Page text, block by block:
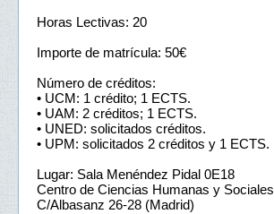
Horas Lectivas: 20
Importe de matrícula: 50€
Número de créditos:
• UCM: 1 crédito; 1 ECTS.
• UAM: 2 créditos; 1 ECTS.
• UNED: solicitados créditos.
• UPM: solicitados 2 créditos y 1 ECTS.
Lugar: Sala Menéndez Pidal 0E18
Centro de Ciencias Humanas y Sociales
C/Albasanz 26-28 (Madrid)